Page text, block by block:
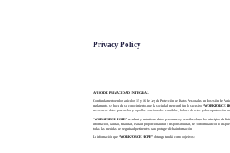
Privacy Policy
AVISO DE PRIVACIDAD INTEGRAL
Con fundamento en los artículos 15 y 16 de Ley de Protección de Datos Personales en Posesión de
reglamento, se hace de su conocimiento, que la sociedad mercantil (en lo sucesivo “WORKFORCE
recabar sus datos personales y aquellos considerados sensibles, del uso de estos y de su protección
“WORKFORCE HOPE” recabará y tratará sus datos personales y sensibles bajo los principios de
información, calidad, finalidad, lealtad, proporcionalidad y responsabilidad, de conformidad con lo
todas las medidas de seguridad pertinentes para proteger dicha información.
La información que “WORKFORCE HOPE” obtenga tendrá como objetivos: